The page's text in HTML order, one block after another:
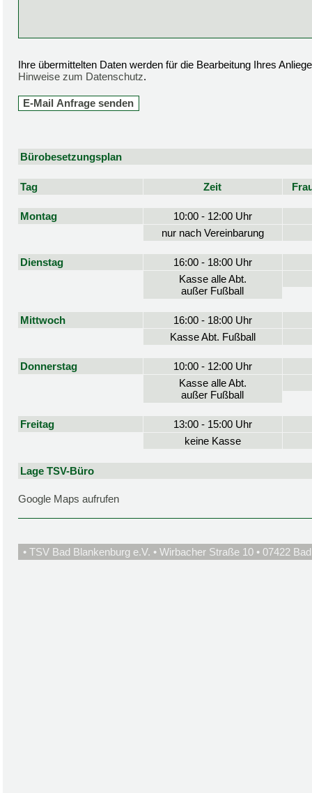
Ihre übermittelten Daten werden für die Bearbeitung Ihres
Hinweise zum Datenschutz.
Bürobesetzungsplan
Tag Zeit
Montag
10:00 - 12:00 Uhr
nur nach Vereinbarung
Dienstag
16:00 - 18:00 Uhr
Kasse alle Abt.
außer Fußball
Mittwoch
16:00 - 18:00 Uhr
Kasse Abt. Fußball
Donnerstag
10:00 - 12:00 Uhr
Kasse alle Abt.
außer Fußball
Freitag
13:00 - 15:00 Uhr
keine Kasse
Lage TSV-Büro
Google Maps aufrufen
• TSV Bad Blankenburg e.V. • Wirbacher Straße 10 • 07422